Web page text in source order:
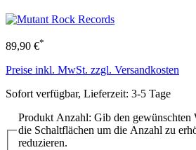
89,90 €*
Preise inkl. MwSt. zzgl. Versandkosten
Sofort verfügbar, Lieferzeit: 3-5 Tage
Produkt Anzahl: Gib den gewünschten
die Schaltflächen um die Anzahl zu
reduzieren.